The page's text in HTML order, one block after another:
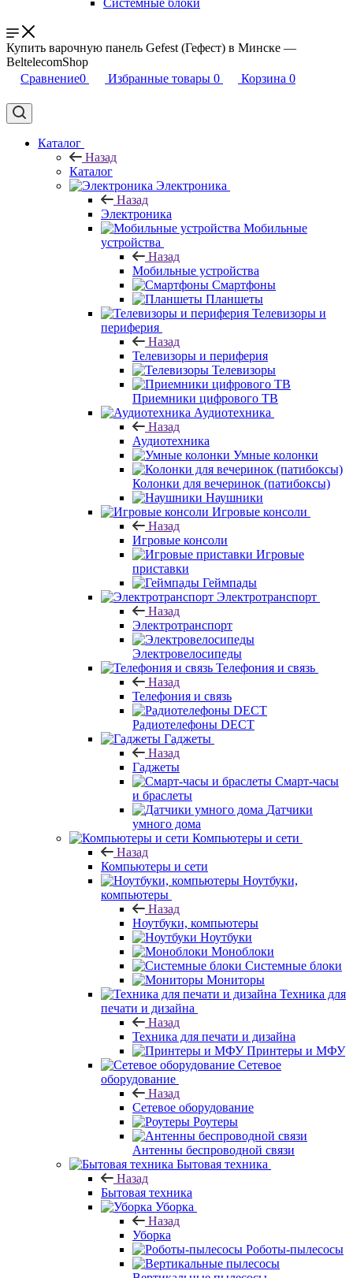
Системные блоки
Купить варочную панель Gefest (Гефест) в Минске —
BeltelecomShop
Сравнение0 Избранные товары 0 Корзина 0
Каталог
Назад
Каталог
Электроника
Назад
Электроника
Мобильные
устройства
Назад
Мобильные устройства
Смартфоны
Планшеты
Телевизоры и
периферия
Назад
Телевизоры и периферия
Телевизоры
Приемники цифрового ТВ
Аудиотехника
Назад
Аудиотехника
Умные колонки
Колонки для вечеринок (патибоксы)
Наушники
Игровые консоли
Назад
Игровые консоли
Игровые
приставки
Геймпады
Электротранспорт
Назад
Электротранспорт
Электровелосипеды
Телефония и связь
Назад
Телефония и связь
Радиотелефоны DECT
Гаджеты
Назад
Гаджеты
Смарт-часы
и браслеты
Датчики
умного дома
Компьютеры и сети
Назад
Компьютеры и сети
Ноутбуки,
компьютеры
Назад
Ноутбуки, компьютеры
Ноутбуки
Моноблоки
Системные блоки
Мониторы
Техника для
печати и дизайна
Назад
Техника для печати и дизайна
Принтеры и МФУ
Сетевое
оборудование
Назад
Сетевое оборудование
Роутеры
Антенны беспроводной связи
Бытовая техника
Назад
Бытовая техника
Уборка
Назад
Уборка
Роботы-пылесосы